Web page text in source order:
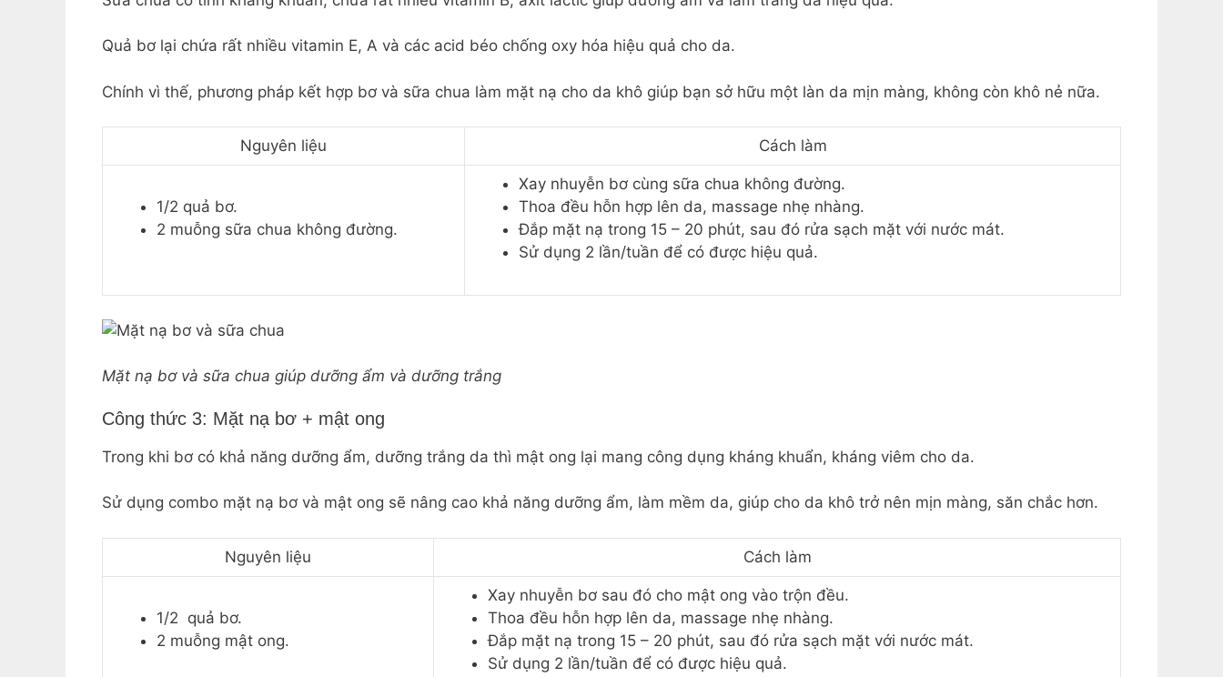
Quả bơ lại chứa rất nhiều vitamin E, A và các acid béo chống oxy hóa hiệu quả cho da.
Chính vì thế, phương pháp kết hợp bơ và sữa chua làm mặt nạ cho da khô giúp bạn sở hữu một làn da mịn màng, không còn khô nẻ nữa.
Nguyên liệu Cách làm
1/2 quả bơ.
2 muỗng sữa chua không đường.
Xay nhuyễn bơ cùng sữa chua không đường.
Thoa đều hỗn hợp lên da, massage nhẹ nhàng.
Đắp mặt nạ trong 15 – 20 phút, sau đó rửa sạch mặt với nước mát.
Sử dụng 2 lần/tuần để có được hiệu quả.
Mặt nạ bơ và sữa chua giúp dưỡng ẩm và dưỡng trắng
Công thức 3: Mặt nạ bơ + mật ong
Trong khi bơ có khả năng dưỡng ẩm, dưỡng trắng da thì mật ong lại mang công dụng kháng khuẩn, kháng viêm cho da.
Sử dụng combo mặt nạ bơ và mật ong sẽ nâng cao khả năng dưỡng ẩm, làm mềm da, giúp cho da khô trở nên mịn màng, săn chắc hơn.
Nguyên liệu Cách làm
1/2 quả bơ.
2 muỗng mật ong.
Xay nhuyễn bơ sau đó cho mật ong vào trộn đều.
Thoa đều hỗn hợp lên da, massage nhẹ nhàng.
Đắp mặt nạ trong 15 – 20 phút, sau đó rửa sạch mặt với nước mát.
Sử dụng 2 lần/tuần để có được hiệu quả.